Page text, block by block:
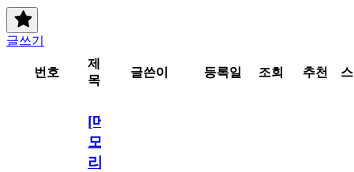
글쓰기
번호
제
목
글쓴이 등록일 조회 추천
[메
모
리